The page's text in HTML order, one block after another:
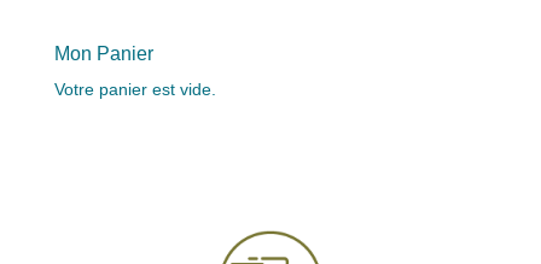
Mon Panier
Votre panier est vide.